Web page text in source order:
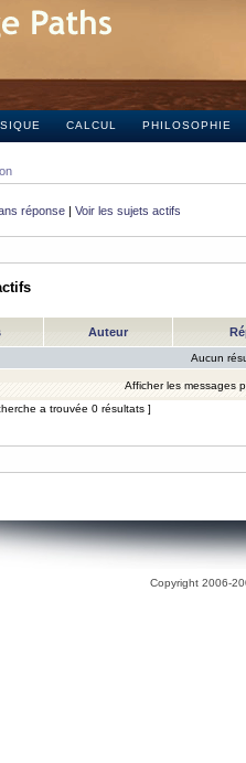
CALCUL PHILOSOPHIE
réponse | Voir les sujets actifs
Auteur
Aucun
Afficher les messages
a trouvée 0 résultats ]
Copyright 2006-